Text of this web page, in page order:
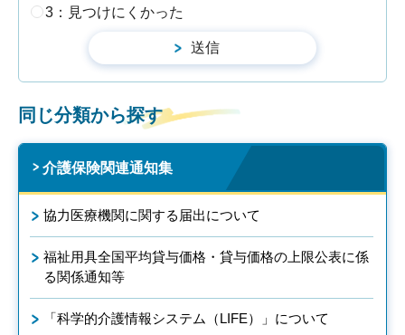
3：見つけにくかった
同じ分類から探す
介護保険関連通知集
協力医療機関に関する届出について
福祉用具全国平均貸与価格・貸与価格の上限公表に係
る関係通知等
「科学的介護情報システム（LIFE）」について